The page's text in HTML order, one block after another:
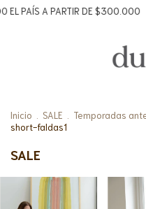
PARTIR DE $300.000 3 & 6
Inicio SALE Temporadas
short-faldas1
SALE